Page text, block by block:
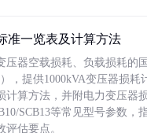
准一览表及计算方法
压器空载损耗、负载损耗的
），提供1000kVA变压器损耗
计算方法，并附电力变压器
SCB13等常见型号参数，
估要点。